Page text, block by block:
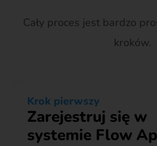
Cały proces jest bardzo
kroków.
Krok pierwszy
Zarejestruj się w
systemie Flow